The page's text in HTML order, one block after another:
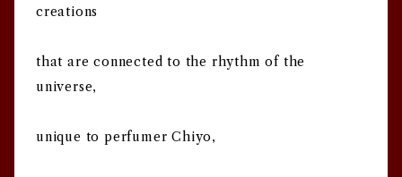
creations
that are connected to the rhythm of the
universe,
unique to perfumer Chiyo,